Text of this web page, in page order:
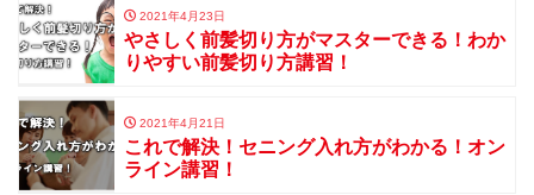
2021年4月23日
やさしく前髪切り方がマスターできる！わか
りやすい前髪切り方講習！
2021年4月21日
これで解決！セニング入れ方がわかる！オン
ライン講習！